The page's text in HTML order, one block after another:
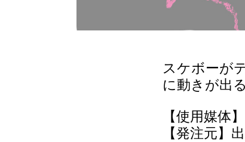
スケボーが
に動きが出
【使用媒体
【発注元】